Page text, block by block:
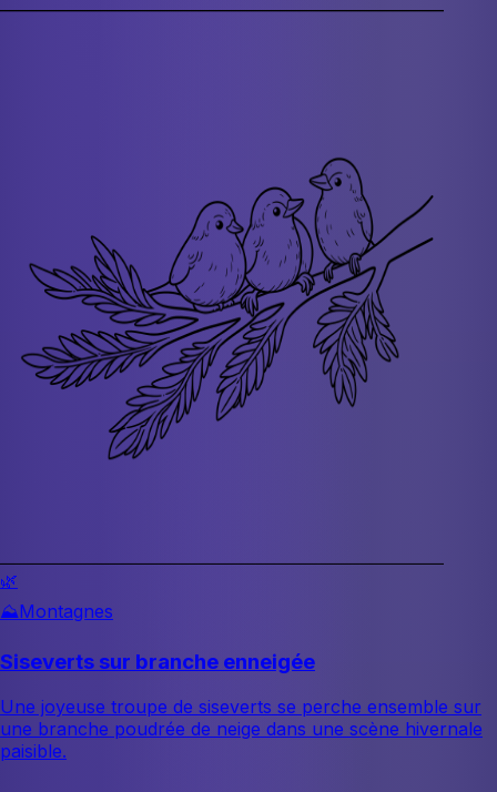
🌿
⛰️Montagnes
Siseverts sur branche enneigée
Une joyeuse troupe de siseverts se perche ensemble sur
une branche poudrée de neige dans une scène hivernale
paisible.